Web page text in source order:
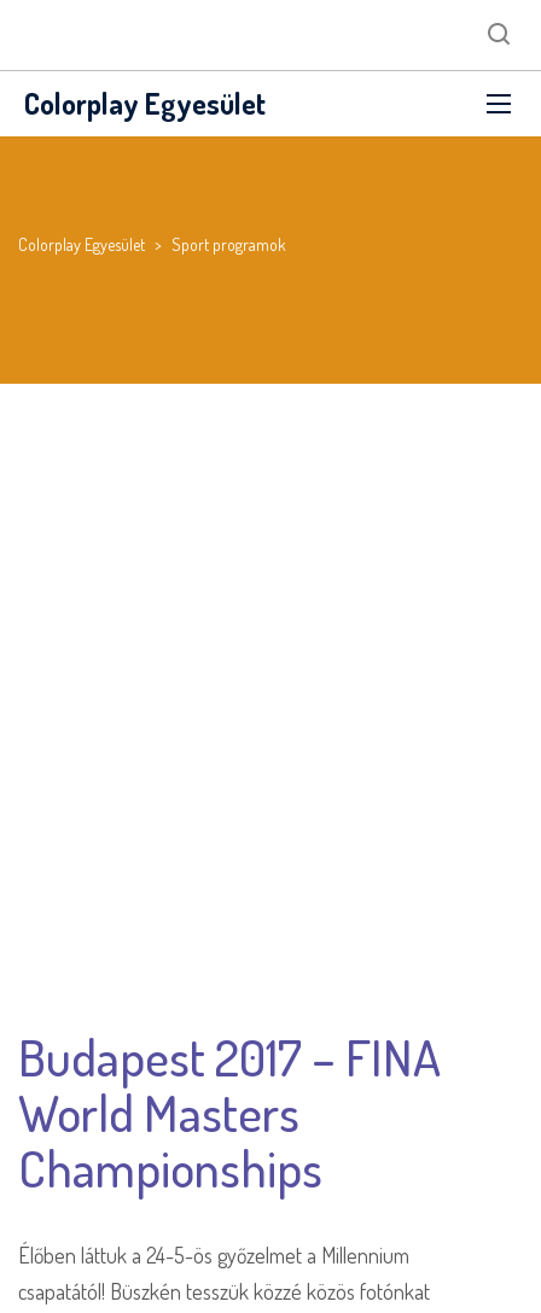
Colorplay Egyesület
Colorplay Egyesület > Sport programok
Budapest 2017 – FINA
World Masters
Championships
Élőben láttuk a 24-5-ös győzelmet a Millennium
csapatától! Büszkén tesszük közzé közös fotónkat